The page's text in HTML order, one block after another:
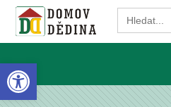
Open toolbar
Search
for: